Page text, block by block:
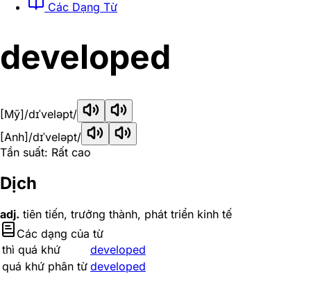
Các Dạng Từ
developed
[Mỹ]/dɪˈveləpt/
[Anh] /dɪˈveləpt/
Tần suất: Rất cao
Dịch
adj. tiên tiến, trưởng thành, phát triển kinh tế
Các dạng của từ
thì quá khứ
developed
quá khứ phân từ developed